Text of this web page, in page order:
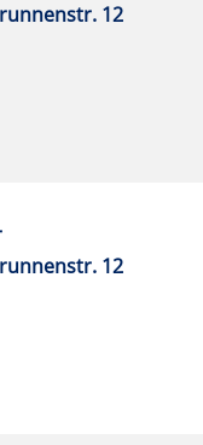
12
12